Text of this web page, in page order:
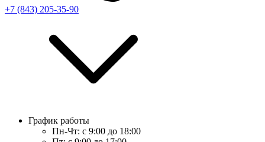
+7 (843) 205-35-90
График работы
Пн-Чт: с 9:00 до 18:00